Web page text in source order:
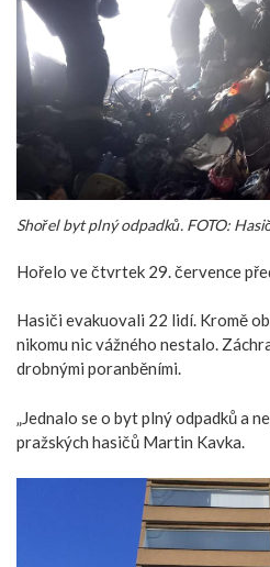
Shořel byt plný odpadků. FOTO:
Hořelo ve čtvrtek 29. července
Hasiči evakuovali 22 lidí. Kromě
nikomu nic vážného nestalo.
drobnými poranběními.
„Jednalo se o byt plný odpadků a
pražských hasičů Martin Kavka.